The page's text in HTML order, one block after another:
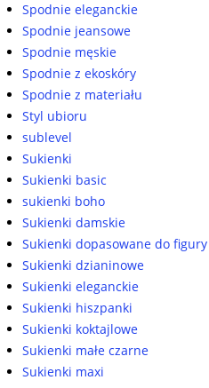
Spodnie eleganckie
Spodnie jeansowe
Spodnie męskie
Spodnie z ekoskóry
Spodnie z materiału
Styl ubioru
sublevel
Sukienki
Sukienki basic
sukienki boho
Sukienki damskie
Sukienki dopasowane do figury
Sukienki dzianinowe
Sukienki eleganckie
Sukienki hiszpanki
Sukienki koktajlowe
Sukienki małe czarne
Sukienki maxi